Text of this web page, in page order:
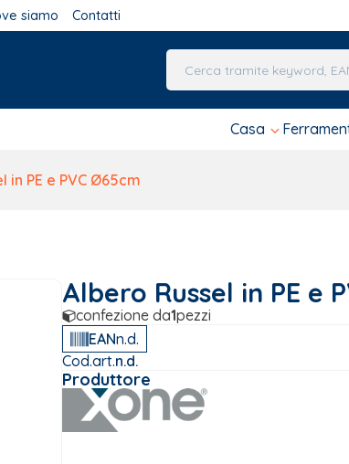
siamo Contatti
Casa
in PE e PVC Ø65cm
Albero Russel in PE e
confezione da1pezzi
EANn.d.
Cod.art.n.d.
Produttore